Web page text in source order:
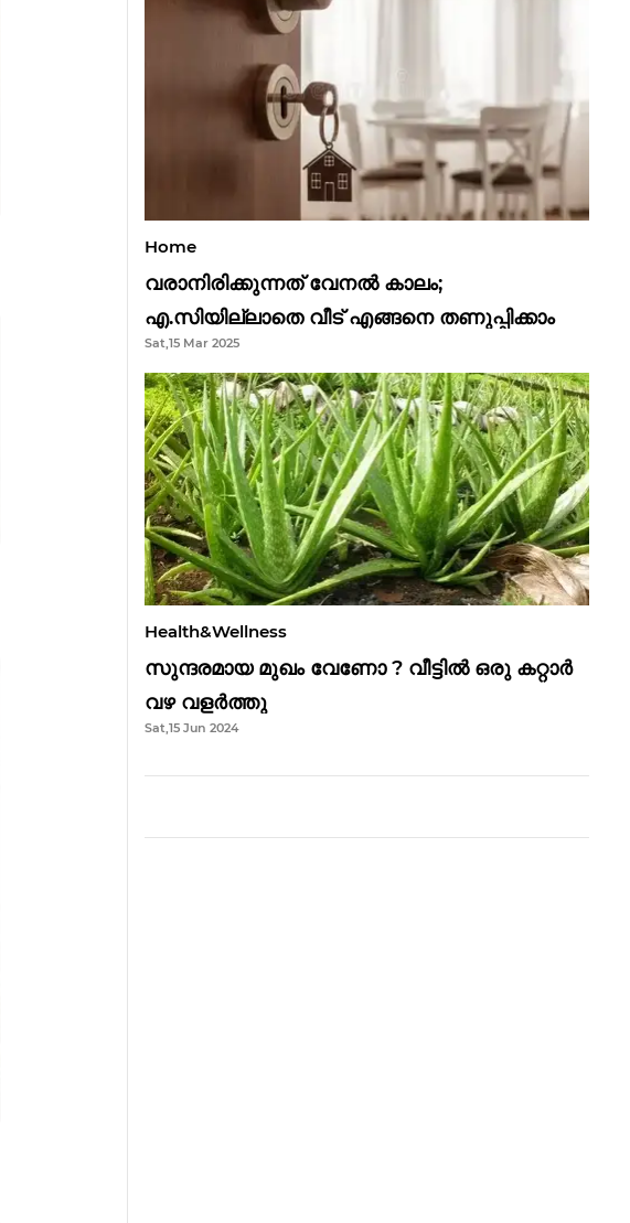
Home
വരാനിരിക്കുന്നത് വേനൽ കാലം;
എ.സിയില്ലാതെ വീട് എങ്ങനെ തണുപ്പിക്കാം
Sat,15 Mar 2025
Health&Wellness
സുന്ദരമായ മുഖം വേണോ ? വീട്ടിൽ ഒരു കറ്റാർ
വഴ വളർത്തു
Sat,15 Jun 2024